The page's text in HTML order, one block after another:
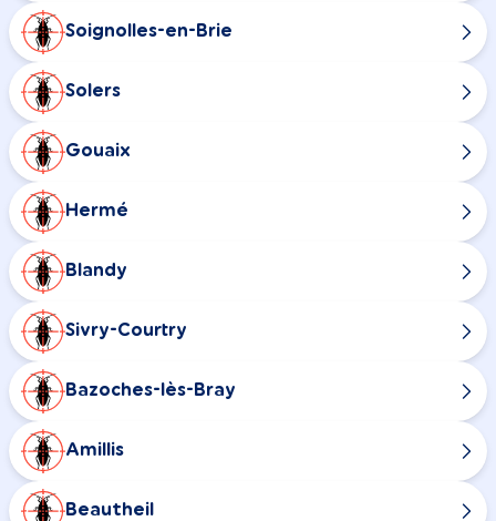
Soignolles-en-Brie
Solers
Gouaix
Hermé
Blandy
Sivry-Courtry
Bazoches-lès-Bray
Amillis
Beautheil